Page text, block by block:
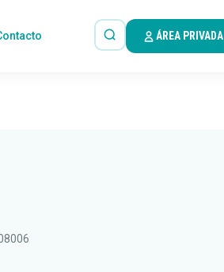
ÁREA PRIVADA